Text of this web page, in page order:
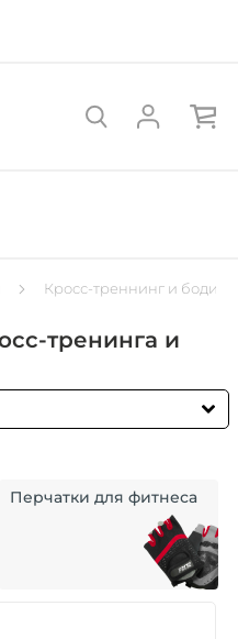
Кросс-треннинг и
тренинга и
Перчатки для фитнеса